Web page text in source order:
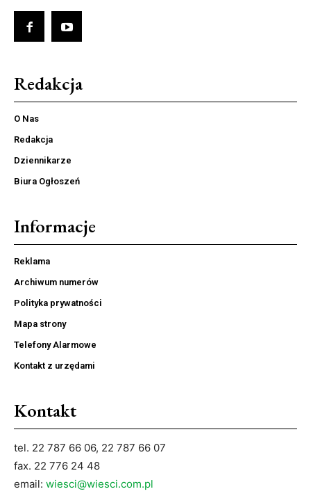
Redakcja
O Nas
Redakcja
Dziennikarze
Biura Ogłoszeń
Informacje
Reklama
Archiwum numerów
Polityka prywatności
Mapa strony
Telefony Alarmowe
Kontakt z urzędami
Kontakt
tel. 22 787 66 06, 22 787 66 07
fax. 22 776 24 48
email: wiesci@wiesci.com.pl